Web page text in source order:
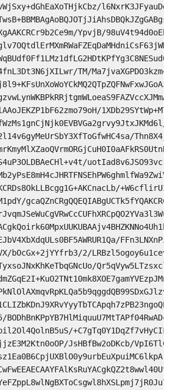
YpvjB/
TM/
bOcGx+2jYYfrb3/2/
JsHBfBw2oDKcb/